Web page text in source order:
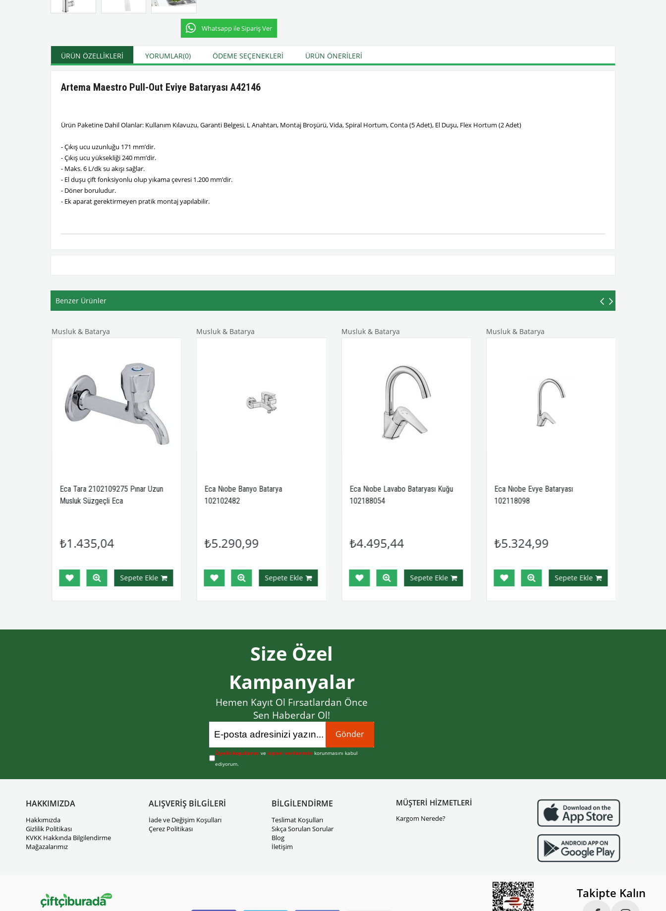
Whatsapp ile Sipariş Ver
ÜRÜN ÖZELLIKLERI YORUMLAR(0) ÖDEME SEÇENEKLERI ÜRÜN ÖNERILERI
Artema Maestro Pull-Out Eviye Bataryası A42146
Ürün Paketine Dahil Olanlar: Kullanım Kılavuzu, Garanti Belgesi, L Anahtarı, Montaj Broşürü, Vida, Spiral Hortum, Conta (5 Adet), El Duşu, Flex Hortum (2 Adet)
- Çıkış ucu uzunluğu 171 mm’dir.
- Çıkış ucu yüksekliği 240 mm’dir.
- Maks. 6 L/dk su akışı sağlar.
- El duşu çift fonksiyonlu olup yıkama çevresi 1.200 mm’dir.
- Döner boruludur.
- Ek aparat gerektirmeyen pratik montaj yapılabilir.
Benzer Ürünler
Musluk & Batarya
Eca Tara 2102109275 Pınar Uzun
Musluk Süzgeçli Eca
₺1.435,04
Sepete Ekle
Musluk & Batarya
Eca Nıobe Banyo Batarya
102102482
₺5.290,99
Sepete Ekle
Musluk & Batarya
Eca Nıobe Lavabo Bataryası Kuğu
102188054
₺4.495,44
Sepete Ekle
Musluk & Batarya
Eca Nıobe Evye Bataryası
102118098
₺5.324,99
Sepete Ekle
Size Özel
Kampanyalar
Hemen Kayıt Ol Fırsatlardan Önce
Sen Haberdar Ol!
Gönder
Üyelik koşullarını vekişisel verilerimin korunmasını kabul
ediyorum.
HAKKIMIZDA
Hakkımızda
Gizlilik Politikası
KVKK Hakkında Bilgilendirme
Mağazalarımız
ALIŞVERİŞ BİLGİLERİ
İade ve Değişim Koşulları
Çerez Politikası
BİLGİLENDİRME
Teslimat Koşulları
Sıkça Sorulan Sorular
Blog
İletişim
MÜŞTERİ HİZMETLERİ
Kargom Nerede?
Takipte Kalın